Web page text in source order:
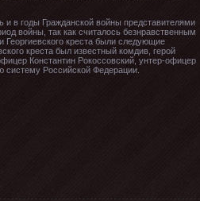
и в годы Гражданской войны представителями
войны, так как считалось безнравственным
креста были следующие
креста был известный комдив, герой
Константин Рокоссовский, унтер-офицер
систему Российской Федерации.